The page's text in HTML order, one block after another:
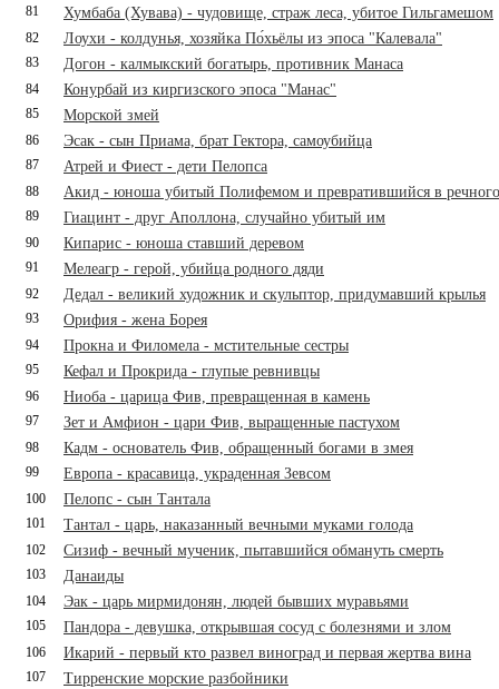
81 Хумбаба (Хувава) - чудовище, страж леса, убитое Гильгамешом
82 Лоухи - колдунья, хозяйка По́хьёлы из эпоса "Калевала"
83 Догон - калмыкский богатырь, противник Манаса
84 Конурбай из киргизского эпоса "Манас"
85 Морской змей
86 Эсак - сын Приама, брат Гектора, самоубийца
87 Атрей и Фиест - дети Пелопса
88 Акид - юноша убитый Полифемом и превратившийся в речного
89 Гиацинт - друг Аполлона, случайно убитый им
90 Кипарис - юноша ставший деревом
91 Мелеагр - герой, убийца родного дяди
92 Дедал - великий художник и скульптор, придумавший крылья
93 Орифия - жена Борея
94 Прокна и Филомела - мстительные сестры
95 Кефал и Прокрида - глупые ревнивцы
96 Ниоба - царица Фив, превращенная в камень
97 Зет и Амфион - цари Фив, выращенные пастухом
98 Кадм - основатель Фив, обращенный богами в змея
99 Европа - красавица, украденная Зевсом
100 Пелопс - сын Тантала
101 Тантал - царь, наказанный вечными муками голода
102 Сизиф - вечный мученик, пытавшийся обмануть смерть
103 Данаиды
104 Эак - царь мирмидонян, людей бывших муравьями
105 Пандора - девушка, открывшая сосуд с болезнями и злом
106 Икарий - первый кто развел виноград и первая жертва вина
107 Тирренские морские разбойники